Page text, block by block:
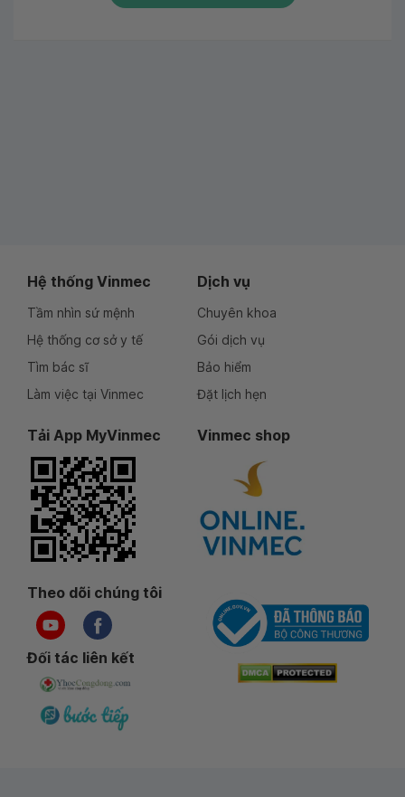
Hệ thống Vinmec
Tầm nhìn sứ mệnh
Hệ thống cơ sở y tế
Tìm bác sĩ
Làm việc tại Vinmec
Dịch vụ
Chuyên khoa
Gói dịch vụ
Bảo hiểm
Đặt lịch hẹn
Tải App MyVinmec Vinmec shop
Theo dõi chúng tôi
Đối tác liên kết